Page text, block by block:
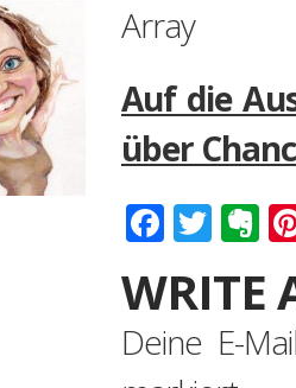
Array
Auf die
über
WRITE
Deine E-